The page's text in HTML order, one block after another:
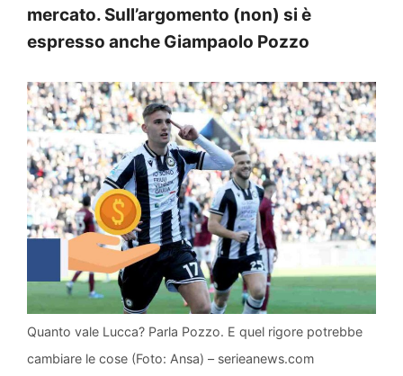
mercato. Sull’argomento (non) si è
espresso anche Giampaolo Pozzo
Quanto vale Lucca? Parla Pozzo. E quel rigore potrebbe
cambiare le cose (Foto: Ansa) – serieanews.com